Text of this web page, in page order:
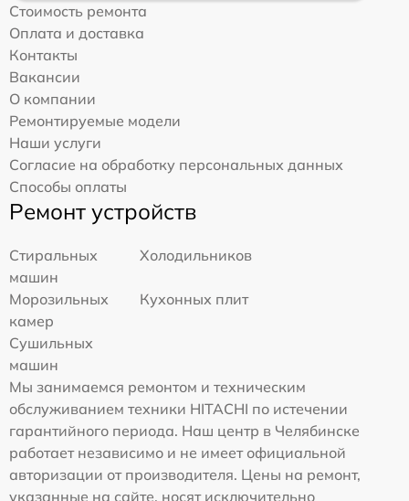
Стоимость ремонта
Оплата и доставка
Контакты
Вакансии
О компании
Ремонтируемые модели
Наши услуги
Согласие на обработку персональных данных
Способы оплаты
Ремонт устройств
Стиральных
машин
Холодильников
Морозильных
камер
Кухонных плит
Сушильных
машин
Мы занимаемся ремонтом и техническим
обслуживанием техники HITACHI по истечении
гарантийного периода. Наш центр в Челябинске
работает независимо и не имеет официальной
авторизации от производителя. Цены на ремонт,
указанные на сайте, носят исключительно